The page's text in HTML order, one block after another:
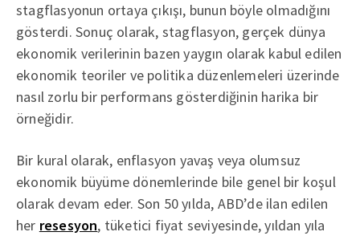
stagflasyonun ortaya çıkışı, bunun böyle olmadığını
gösterdi. Sonuç olarak, stagflasyon, gerçek dünya
ekonomik verilerinin bazen yaygın olarak kabul edilen
ekonomik teoriler ve politika düzenlemeleri üzerinde
nasıl zorlu bir performans gösterdiğinin harika bir
örneğidir.
Bir kural olarak, enflasyon yavaş veya olumsuz
ekonomik büyüme dönemlerinde bile genel bir koşul
olarak devam eder. Son 50 yılda, ABD’de ilan edilen
her resesyon, tüketici fiyat seviyesinde, yıldan yıla